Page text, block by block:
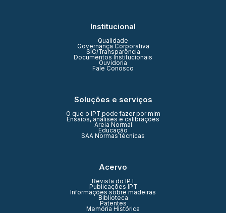
Institucional
Qualidade
Governança Corporativa
SIC/Transparência
Documentos Institucionais
Ouvidoria
Fale Conosco
Soluções e serviços
O que o IPT pode fazer por mim
Ensaios, análises e calibrações
Areia Normal
Educação
SAA Normas técnicas
Acervo
Revista do IPT
Publicações IPT
Informações sobre madeiras
Biblioteca
Patentes
Memória Histórica